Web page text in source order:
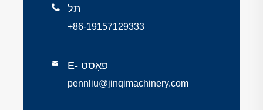
 תּל
+86-19157129333
 E- פּאָסט
pennliu@jinqimachinery.com